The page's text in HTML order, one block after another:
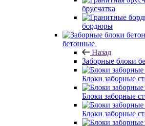
брусчатка
бордюры
бетонные
Назад
Заборные блоки
Блоки заборные
Блоки заборные
Блоки заборные